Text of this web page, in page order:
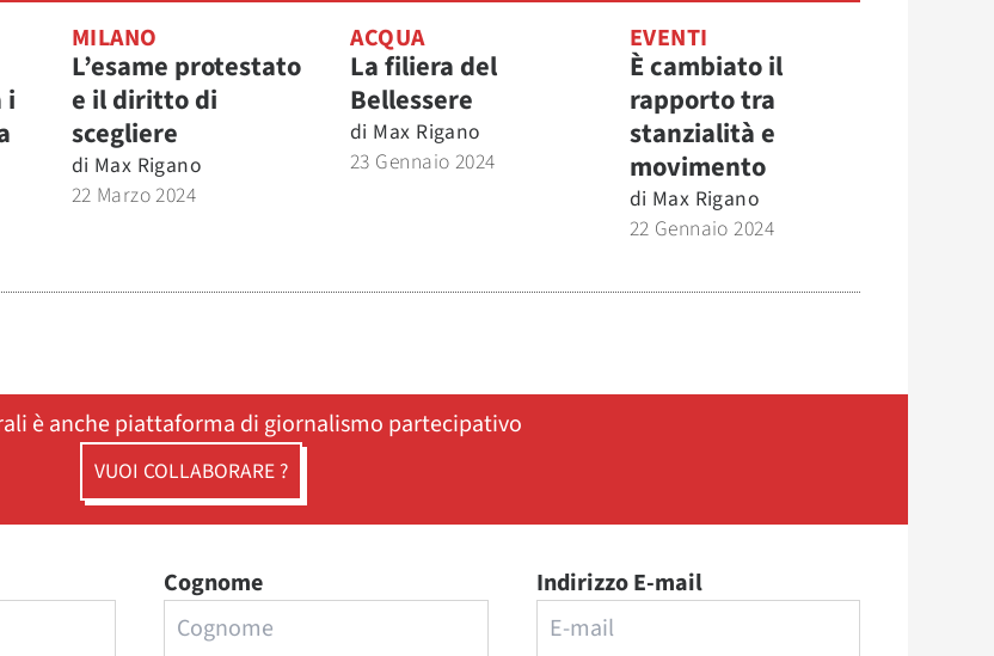
i
MILANO
L’esame protestato
e il diritto di
scegliere
di Max Rigano
22 Marzo 2024
ACQUA
La filiera del
Bellessere
di Max Rigano
23 Gennaio 2024
EVENTI
È cambiato il
rapporto tra
stanzialità e
movimento
di Max Rigano
22 Gennaio 2024
è anche piattaforma di giornalismo partecipativo
VUOI COLLABORARE ?
Cognome Indirizzo E-mail